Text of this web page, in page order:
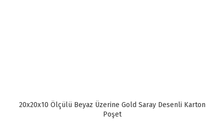
20x20x10 Ölçülü Beyaz Üzerine Gold Saray Desenli Karton
Poşet